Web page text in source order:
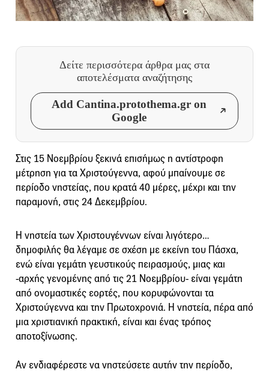
Δείτε περισσότερα άρθρα μας στα
αποτελέσματα αναζήτησης
Add Cantina.protothema.gr on
Google
Στις 15 Νοεμβρίου ξεκινά επισήμως η αντίστροφη
μέτρηση για τα Χριστούγεννα, αφού μπαίνουμε σε
περίοδο νηστείας, που κρατά 40 μέρες, μέχρι και την
παραμονή, στις 24 Δεκεμβρίου.
Η νηστεία των Χριστουγέννων είναι λιγότερο…
δημοφιλής θα λέγαμε σε σχέση με εκείνη του Πάσχα,
ενώ είναι γεμάτη γευστικούς πειρασμούς, μιας και
-αρχής γενομένης από τις 21 Νοεμβρίου- είναι γεμάτη
από ονομαστικές εορτές, που κορυφώνονται τα
Χριστούγεννα και την Πρωτοχρονιά. Η νηστεία, πέρα από
μια χριστιανική πρακτική, είναι και ένας τρόπος
αποτοξίνωσης.
Αν ενδιαφέρεστε να νηστεύσετε αυτήν την περίοδο,